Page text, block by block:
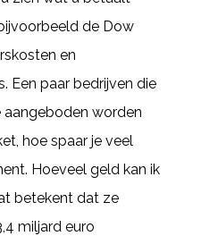
de Dow
en
Een paar bedrijven die
aangeboden worden
hoe spaar je veel
Hoeveel geld kan ik
betekent dat ze
miljard euro